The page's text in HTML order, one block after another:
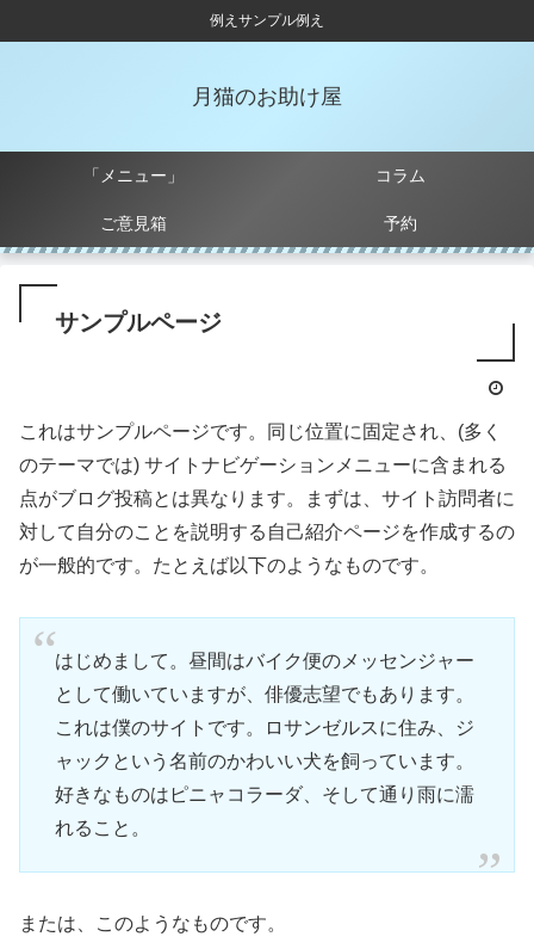
例えサンプル例え
月猫のお助け屋
「メニュー」 コラム
ご意見箱 予約
サンプルページ
これはサンプルページです。同じ位置に固定され、(多く
のテーマでは) サイトナビゲーションメニューに含まれる
点がブログ投稿とは異なります。まずは、サイト訪問者に
対して自分のことを説明する自己紹介ページを作成するの
が一般的です。たとえば以下のようなものです。
はじめまして。昼間はバイク便のメッセンジャー
として働いていますが、俳優志望でもあります。
これは僕のサイトです。ロサンゼルスに住み、ジ
ャックという名前のかわいい犬を飼っています。
好きなものはピニャコラーダ、そして通り雨に濡
れること。
または、このようなものです。